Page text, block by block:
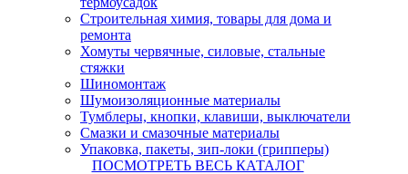
Строительная химия, товары для дома и
ремонта
Хомуты червячные, силовые, стальные
стяжки
Шиномонтаж
Шумоизоляционные материалы
Тумблеры, кнопки, клавиши, выключатели
Смазки и смазочные материалы
Упаковка, пакеты, зип-локи (грипперы)
ПОСМОТРЕТЬ ВЕСЬ КАТАЛОГ